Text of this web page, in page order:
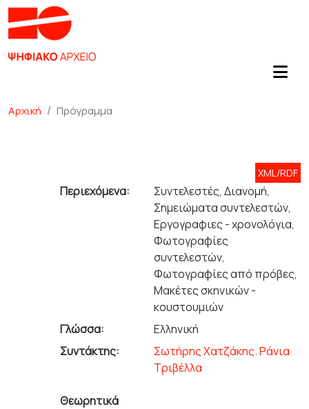
Αρχική Πρόγραμμα
XML/RDF
Περιεχόμενα:
Συντελεστές, Διανομή,
Σημειώματα συντελεστών,
Εργογραφιες - χρονολόγια,
Φωτογραφίες
συντελεστών,
Φωτογραφίες από πρόβες,
Μακέτες σκηνικών -
κουστουμιών
Γλώσσα:
Ελληνική
Συντάκτης:
Σωτήρης Χατζάκης.Ράνια
Τριβέλλα
Θεωρητικά